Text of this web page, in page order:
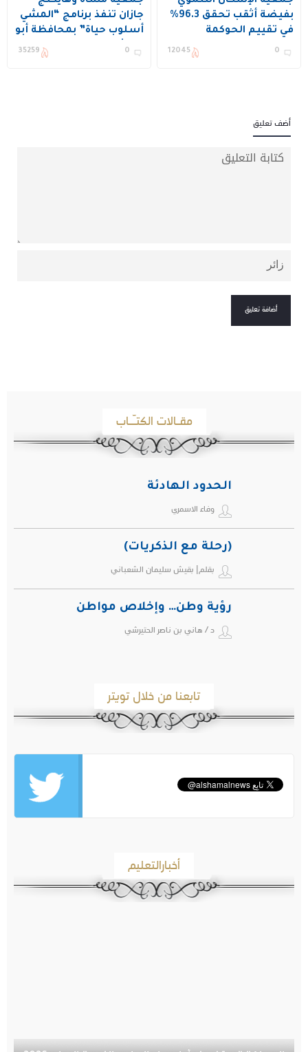
بفيضة أثقب تحقق 96.3%
في تقييم الحوكمة
0
12045
جازان تنفذ برنامج “المشي
أسلوب حياة” بمحافظة أبو
عريش
0
35259
أضف تعليق
مقـالات الكتـّـاب
الحدود الهادئة
وفاء الاسمري
(رحلة مع الذكريات)
بقلم| بقيش سليمان الشعباني
رؤية وطن… وإخلاص مواطن
د / هاني بن ناصر الحتيرشي
تابعنا من خلال تويتر
أخبارالتعليم